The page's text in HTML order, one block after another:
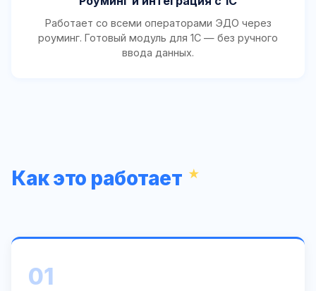
Работает со всеми операторами ЭДО через
роуминг. Готовый модуль для 1С — без ручного
ввода данных.
Как это работает
01